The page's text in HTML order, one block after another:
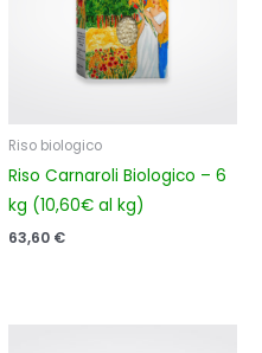
Riso biologico
Riso Carnaroli Biologico – 6
kg (10,60€ al kg)
63,60 €